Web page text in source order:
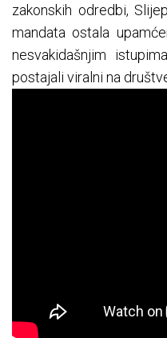
zakonskih odredbi,
mandata ostala
nesvakidašnjim
postajali viralni na